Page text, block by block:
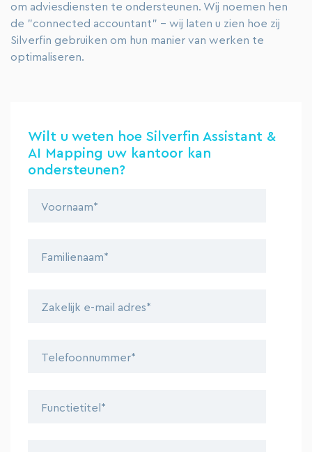
om adviesdiensten te ondersteunen. Wij noemen hen
de "connected accountant" - wij laten u zien hoe zij
Silverfin gebruiken om hun manier van werken te
optimaliseren.
Wilt u weten hoe Silverfin Assistant &
AI Mapping uw kantoor kan
ondersteunen?